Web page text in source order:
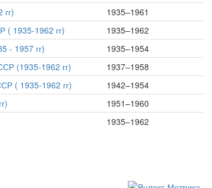
1935–1961
( 1935-1962 гг)
1935–1962
- 1957 гг)
1935–1954
(1935-1962 гг)
1937–1958
( 1935-1962 гг)
1942–1954
1951–1960
1935–1962